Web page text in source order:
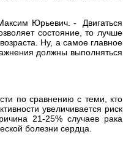
Юрьевич. - Двигаться
состояние, то лучше
Ну, а самое главное
должны выполняться
по сравнению с теми, кто
увеличивается риск
21-25% случаев рака
болезни сердца.